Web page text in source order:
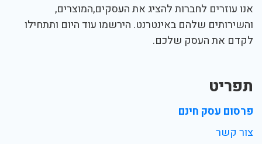
אנו עוזרים לחברות להציג את העסקים,המוצרים,
והשירותים שלהם באינטרנט. הירשמו עוד היום ותתחילו
לקדם את העסק שלכם.
תפריט
פרסום עסק חינם
צור קשר